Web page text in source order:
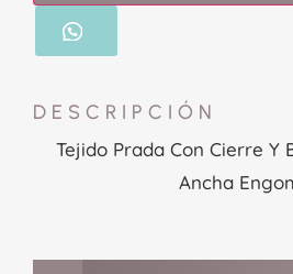
DESCRIPCIÓN
Tejido Prada Con Cierre Y
Ancha